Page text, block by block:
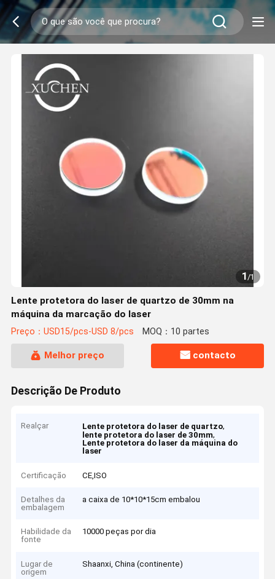
1/1
Lente protetora do laser de quartzo de 30mm na
máquina da marcação do laser
Preço：USD15/pcs-USD 8/pcs MOQ：10 partes
Melhor preço contacto
Descrição De Produto
Realçar Lente protetora do laser de quartzo,
lente protetora do laser de 30mm,
Lente protetora do laser da máquina do
laser
Certificação CE,ISO
Detalhes da
embalagem
a caixa de 10*10*15cm embalou
Habilidade da
fonte
10000 peças por dia
Lugar de
origem
Shaanxi, China (continente)